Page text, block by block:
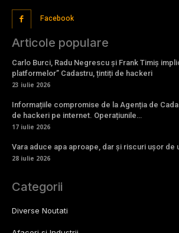
Facebook
Articole populare
Carlo Burci, Radu Negrescu și Frank Timiș
platformelor” Cadastru, țintiți de hackeri
23 iulie 2026
Informațiile compromise de la Agenția de
de hackeri pe internet. Operațiunile…
17 iulie 2026
Vara aduce apa aproape, dar și riscuri ușor de
28 iulie 2026
Categorii
Diverse Noutati